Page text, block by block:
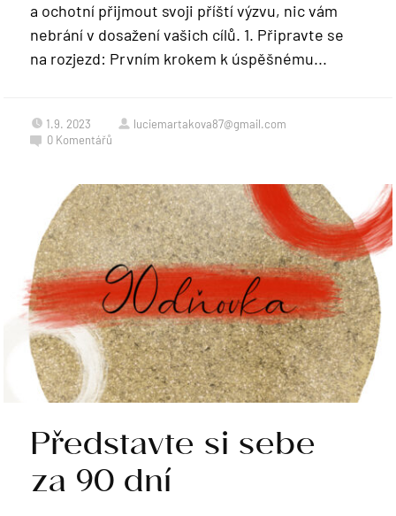
a ochotní přijmout svoji příští výzvu, nic vám
nebrání v dosažení vašich cílů. 1. Připravte se
na rozjezd: Prvním krokem k úspěšnému...
1.9. 2023
luciemartakova87@gmail.com
0 Komentářů
Představte si sebe
za 90 dní